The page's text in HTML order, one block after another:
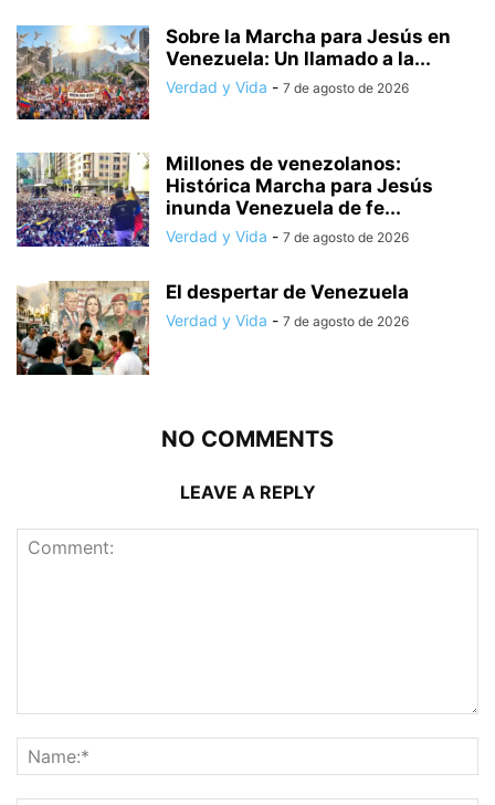
Sobre la Marcha para Jesús en
Venezuela: Un llamado a la...
Verdad y Vida - 7 de agosto de 2026
Millones de venezolanos:
Histórica Marcha para Jesús
inunda Venezuela de fe...
Verdad y Vida - 7 de agosto de 2026
El despertar de Venezuela
Verdad y Vida - 7 de agosto de 2026
NO COMMENTS
LEAVE A REPLY